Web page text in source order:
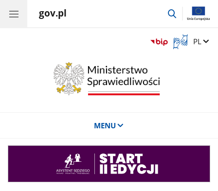
gov.pl
przejdź
Otwórz
okno
Zmień
PL
MENU